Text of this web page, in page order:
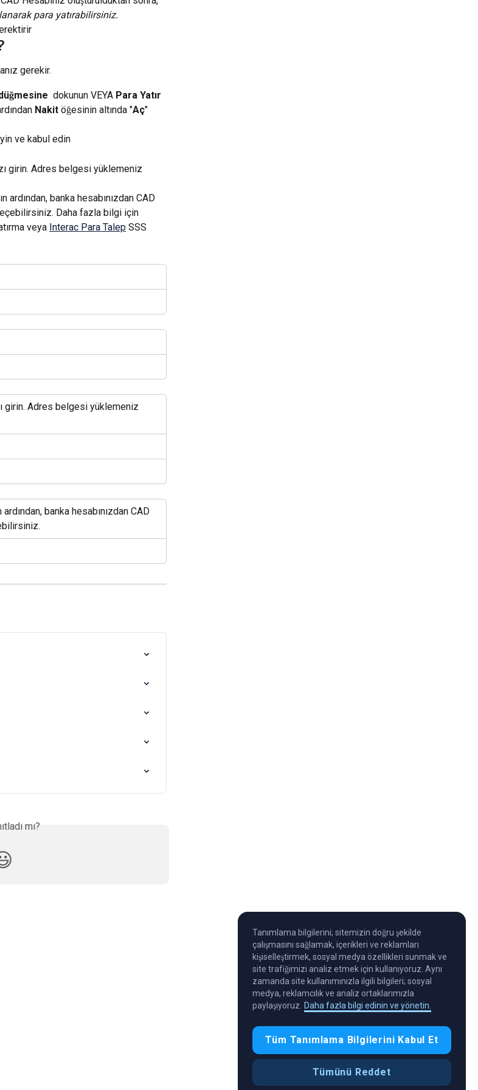
para yatırabilirsiniz.
gerekir.
dokunun VEYA Para Yatır
Nakit öğesinin altında "Aç"
ve kabul edin
girin. Adres belgesi yüklemeniz
ardından, banka hesabınızdan CAD
Daha fazla bilgi için
veya Interac Para Talep SSS
girin. Adres belgesi yüklemeniz
banka hesabınızdan CAD
mı?
Tanımlama bilgilerini; sitemizin doğru şekilde
çalışmasını sağlamak, içerikleri ve reklamları
kişiselleştirmek, sosyal medya özellikleri sunmak ve
site trafiğimizi analiz etmek için kullanıyoruz. Aynı
zamanda site kullanımınızla ilgili bilgileri; sosyal
medya, reklamcılık ve analiz ortaklarımızla
paylaşıyoruz. Daha fazla bilgi edinin ve yönetin.
Tüm Tanımlama Bilgilerini Kabul Et
Tümünü Reddet